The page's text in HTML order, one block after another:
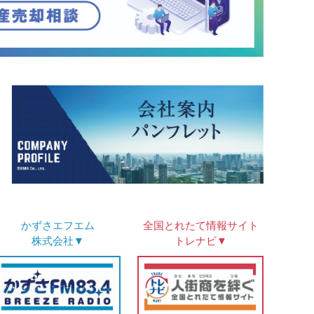
かずさ エフエム
株式会社▼
全国とれたて情報サイト
トレナビ▼